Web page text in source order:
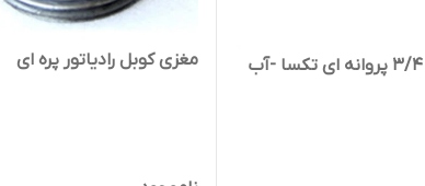
شیر پکیجی 3/4 پروانه ای تکسا -آب
مغزی کوبل رادیاتور پره ای